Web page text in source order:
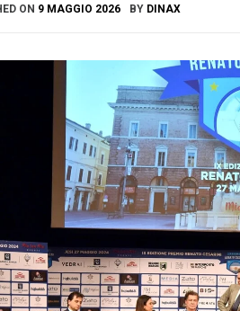
ON 9 MAGGIO 2026 BY DINAX